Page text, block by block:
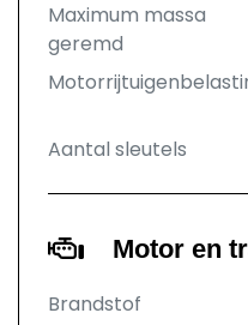
Maximum massa
geremd
Aantal sleutels
Motor en
Brandstof